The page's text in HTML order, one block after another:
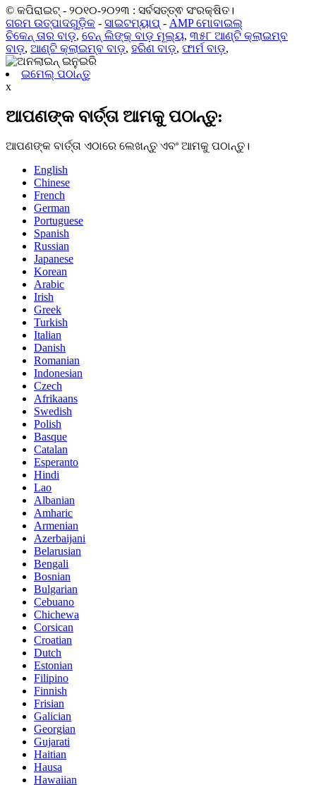
© କପିରାଇଟ୍ - ୨୦୧୦-୨୦୨୩ : ସର୍ବସତ୍ତ୍ଵ ସଂରକ୍ଷିତ।
ଗରମ ଉତ୍ପାଦଗୁଡ଼ିକ - ସାଇଟମ୍ୟାପ୍ - AMP ମୋବାଇଲ୍
ଚିକେନ୍ ତାର ବାଡ଼, ଚେନ୍ ଲିଙ୍କ୍ ବାଡ଼ ମୂଲ୍ୟ, ୩୫୮ ଆଣ୍ଟି କ୍ଲାଇମ୍ବ
ବାଡ଼, ଆଣ୍ଟି କ୍ଲାଇମ୍ବ ବାଡ଼, ହରିଣ ବାଡ଼, ଫାର୍ମ ବାଡ଼,
ଇମେଲ୍ ପଠାନ୍ତୁ
x
ଆପଣଙ୍କ ବାର୍ତ୍ତା ଆମକୁ ପଠାନ୍ତୁ:
ଆପଣଙ୍କ ବାର୍ତ୍ତା ଏଠାରେ ଲେଖନ୍ତୁ ଏବଂ ଆମକୁ ପଠାନ୍ତୁ।
English
Chinese
French
German
Portuguese
Spanish
Russian
Japanese
Korean
Arabic
Irish
Greek
Turkish
Italian
Danish
Romanian
Indonesian
Czech
Afrikaans
Swedish
Polish
Basque
Catalan
Esperanto
Hindi
Lao
Albanian
Amharic
Armenian
Azerbaijani
Belarusian
Bengali
Bosnian
Bulgarian
Cebuano
Chichewa
Corsican
Croatian
Dutch
Estonian
Filipino
Finnish
Frisian
Galician
Georgian
Gujarati
Haitian
Hausa
Hawaiian